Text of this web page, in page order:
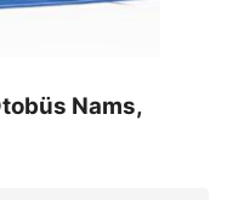
Nams,